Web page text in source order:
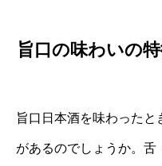
旨口の味わいの
旨口日本酒を味わった
があるのでしょうか。舌